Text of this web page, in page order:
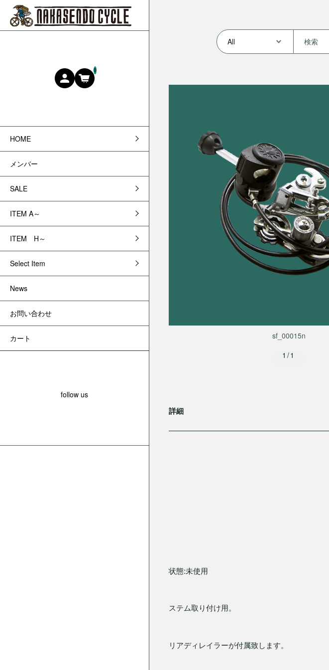
0
HOME
メンバー
SALE
ITEM A～
ITEM H～
Select Item
News
お問い合わせ
カート
follow us
sf_00015n
1/1
詳細
状態:未使用
ステム取り付け用。
リアディレイラーが付属致します。